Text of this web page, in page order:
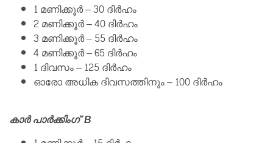
1 മണിക്കൂർ – 30 ദിർഹം
2 മണിക്കൂർ – 40 ദിർഹം
3 മണിക്കൂർ – 55 ദിർഹം
4 മണിക്കൂർ – 65 ദിർഹം
1 ദിവസം – 125 ദിർഹം
ഓരോ അധിക ദിവസത്തിനും – 100 ദിർഹം
കാർ പാർക്കിംഗ് B